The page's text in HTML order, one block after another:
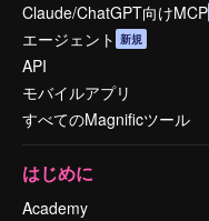
Claude/ChatGPT向けMCP
エージェント 新規
API
モバイルアプリ
すべてのMagnificツール
はじめに
Academy